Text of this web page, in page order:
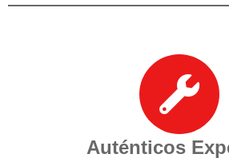
Auténticos